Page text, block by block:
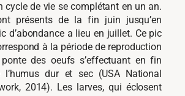
cycle de vie se complétant en un an.
présents de la fin juin jusqu’en
d’abondance a lieu en juillet. Ce pic
à la période de reproduction
ponte des oeufs s’effectuant en fin
dur et sec (USA National
2014). Les larves, qui éclosent